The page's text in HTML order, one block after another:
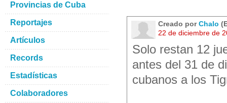
Creado porChalo
22 de diciembre de
Solo restan 12
antes del 31 de
cubanos a los
Provincias de Cuba
Reportajes
Artículos
Records
Estadísticas
Colaboradores